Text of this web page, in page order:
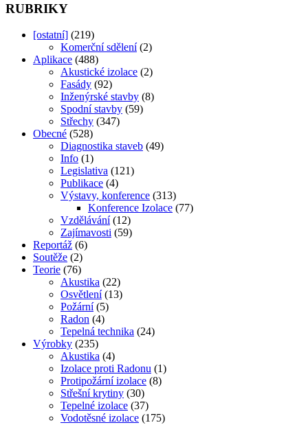
RUBRIKY
[ostatní] (219)
Komerční sdělení (2)
Aplikace (488)
Akustické izolace (2)
Fasády (92)
Inženýrské stavby (8)
Spodní stavby (59)
Střechy (347)
Obecné (528)
Diagnostika staveb (49)
Info (1)
Legislativa (121)
Publikace (4)
Výstavy, konference (313)
Konference Izolace (77)
Vzdělávání (12)
Zajímavosti (59)
Reportáž (6)
Soutěže (2)
Teorie (76)
Akustika (22)
Osvětlení (13)
Požární (5)
Radon (4)
Tepelná technika (24)
Výrobky (235)
Akustika (4)
Izolace proti Radonu (1)
Protipožární izolace (8)
Střešní krytiny (30)
Tepelné izolace (37)
Vodotěsné izolace (175)